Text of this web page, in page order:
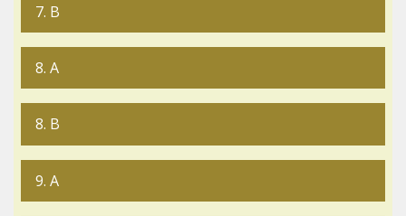
7. B
8. A
8. B
9. A